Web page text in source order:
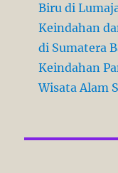
Biru di
Keindahan
di Sumatera
Keindahan
Wisata Alam